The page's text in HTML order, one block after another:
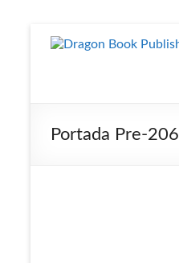
Dragon
Portada Pre-206